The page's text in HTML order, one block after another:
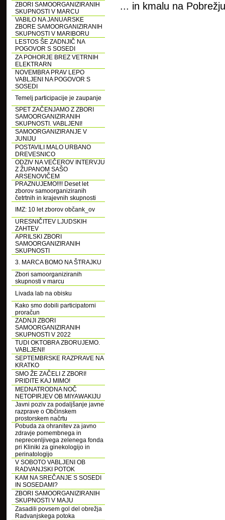
ZBORI SAMOORGANIZIRANIH
SKUPNOSTI V MARCU
VABILO NA JANUARSKE
ZBORE SAMOORGANIZIRANIH
SKUPNOSTI V MARIBORU
LESTOS ŠE ZADNJIČ NA
POGOVOR S SOSEDI
ZA POHORJE BREZ VETRNIH
ELEKTRARN
NOVEMBRA PRAV LEPO
VABLJENI NA POGOVOR S
SOSEDI
Temelj participacije je zaupanje
SPET ZAČENJAMO Z ZBORI
SAMOORGANIZIRANIH
SKUPNOSTI. VABLJENI!
SAMOORGANIZIRANJE V
JUNIJU
POSTAVILI MALO URBANO
DREVESNICO
ODZIV NA VEČEROV INTERVJU
Z ŽUPANOM SAŠO
ARSENOVIČEM
PRAZNUJEMO!!!! Deset let
zborov samoorganiziranih
četrtnih in krajevnih skupnosti
IMZ: 10 let zborov občank_ov
URESNIČITEV LJUDSKIH
ZAHTEV
APRILSKI ZBORI
SAMOORGANIZIRANIH
SKUPNOSTI
3. MARCA BOMO NA ŠTRAJKU
Zbori samoorganiziranih
skupnosti v marcu
Livada lab na obisku
Kako smo dobili participatorni
proračun
ZADNJI ZBORI
SAMOORGANIZIRANIH
SKUPNOSTI V 2022
TUDI OKTOBRA ZBORUJEMO.
VABLJENI!
SEPTEMBRSKE RAZPRAVE NA
KRATKO
SMO ŽE ZAČELI Z ZBORI!
PRIDITE KAJ MIMO!
MEDNATRODNA NOČ
NETOPIRJEV OB MIYAWAKIJU
Javni poziv za podaljšanje javne
razprave o Občinskem
prostorskem načrtu
Pobuda za ohranitev za javno
zdravje pomembnega in
neprecenljivega zelenega fonda
pri Kliniki za ginekologijo in
perinatologijo
V SOBOTO VABLJENI OB
RADVANJSKI POTOK
KAM NA SREČANJE S SOSEDI
IN SOSEDAMI?
ZBORI SAMOORGANIZIRANIH
SKUPNOSTI V MAJU
Zasadili povsem gol del obrežja
Radvanjskega potoka
... in kmalu na